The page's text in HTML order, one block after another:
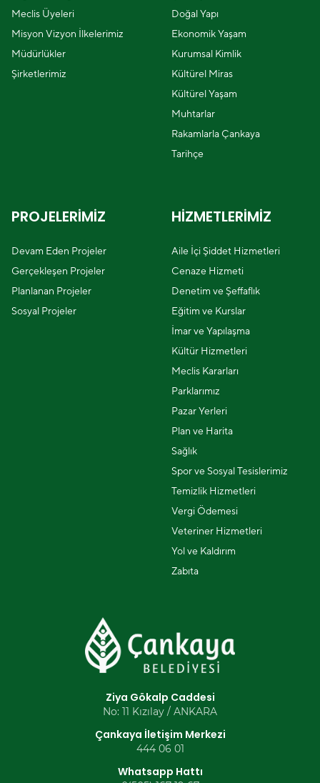
Meclis Üyeleri
Misyon Vizyon İlkelerimiz
Müdürlükler
Şirketlerimiz
Doğal Yapı
Ekonomik Yaşam
Kurumsal Kimlik
Kültürel Miras
Kültürel Yaşam
Muhtarlar
Rakamlarla Çankaya
Tarihçe
PROJELERİMİZ
Devam Eden Projeler
Gerçekleşen Projeler
Planlanan Projeler
Sosyal Projeler
HİZMETLERİMİZ
Aile İçi Şiddet Hizmetleri
Cenaze Hizmeti
Denetim ve Şeffaflık
Eğitim ve Kurslar
İmar ve Yapılaşma
Kültür Hizmetleri
Meclis Kararları
Parklarımız
Pazar Yerleri
Plan ve Harita
Sağlık
Spor ve Sosyal Tesislerimiz
Temizlik Hizmetleri
Vergi Ödemesi
Veteriner Hizmetleri
Yol ve Kaldırım
Zabıta
Ziya Gökalp Caddesi
No: 11 Kızılay / ANKARA
Çankaya İletişim Merkezi
444 06 01
Whatsapp Hattı